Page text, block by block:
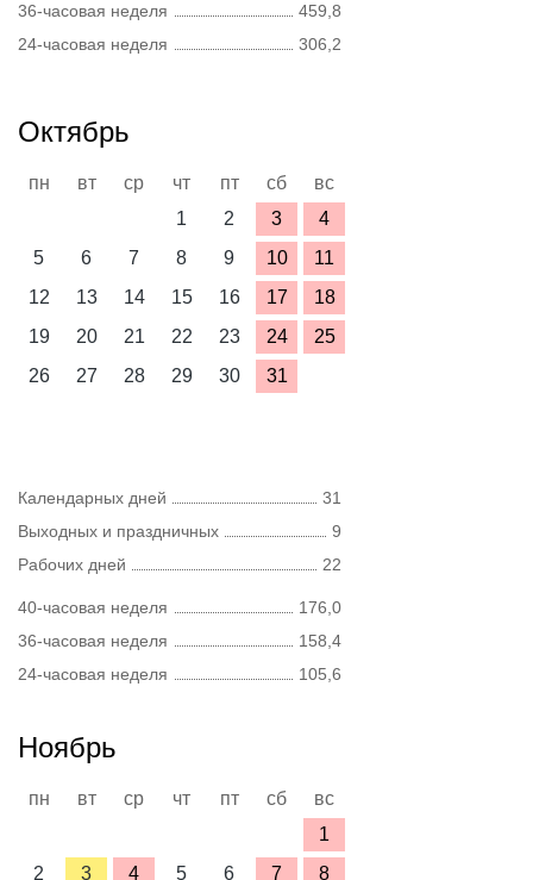
36-часовая неделя
459,8
24-часовая неделя
306,2
Октябрь
пн вт ср чт пт сб
вс
1
2 3
4
5
6 7 8 9 10
11
12
13 14 15 16 17
18
19
20 21 22 23 24
25
26
27 28 29 30 31
Календарных дней
31
Выходных и праздничных
9
Рабочих дней
22
40-часовая неделя
176,0
36-часовая неделя
158,4
24-часовая неделя
105,6
Ноябрь
пн вт ср чт пт сб
вс
1
2
3 4 5 6 7 8